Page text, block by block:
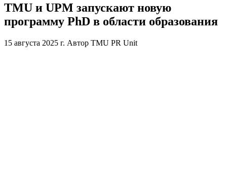
TMU и UPM запускают новую
программу PhD в области образования
15 августа 2025 г. Автор TMU PR Unit